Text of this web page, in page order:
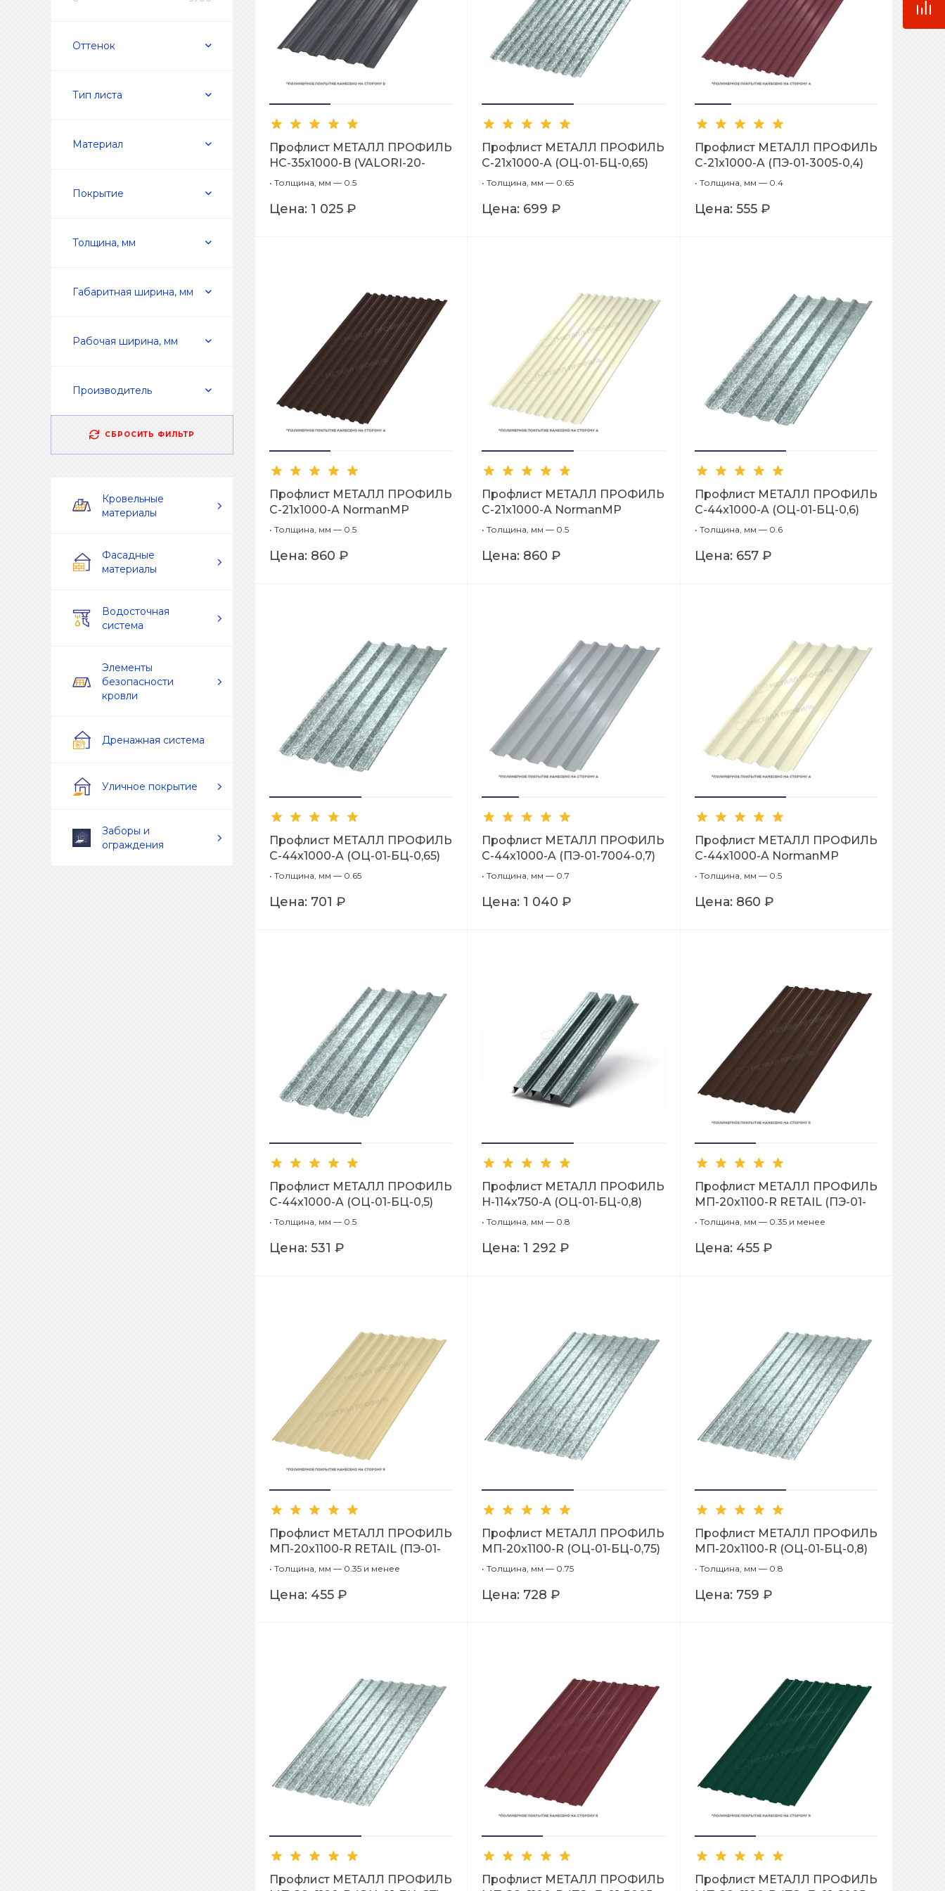
Оттенок
Тип листа
Материал
Покрытие
Толщина, мм
Габаритная ширина, мм
Рабочая ширина, мм
Производитель
СБРОСИТЬ ФИЛЬТР
Кровельные
материалы
Фасадные
материалы
Водосточная
система
Элементы
безопасности
кровли
Дренажная система
Уличное покрытие
Заборы и
ограждения
Профлист МЕТАЛЛ ПРОФИЛЬ
НС-35х1000-B (VALORI-20-
Grey-0,5)
• Толщина, мм — 0.5
Цена: 1 025 ₽
Профлист МЕТАЛЛ ПРОФИЛЬ
С-21x1000-A (ОЦ-01-БЦ-0,65)
•Толщина, мм — 0.65
Цена: 699 ₽
Профлист МЕТАЛЛ ПРОФИЛЬ
С-21x1000-A (ПЭ-01-3005-0,4)
• Толщина, мм — 0.4
Цена: 555 ₽
Профлист МЕТАЛЛ ПРОФИЛЬ
С-21x1000-A NormanMP
(ПЭ-01-RR32-0,5)
• Толщина, мм — 0.5
Цена: 860 ₽
Профлист МЕТАЛЛ ПРОФИЛЬ
С-21x1000-A NormanMP
(ПЭ-01-1014-0,5)
•Толщина, мм — 0.5
Цена: 860 ₽
Профлист МЕТАЛЛ ПРОФИЛЬ
С-44x1000-A (ОЦ-01-БЦ-0,6)
• Толщина, мм — 0.6
Цена: 657 ₽
Профлист МЕТАЛЛ ПРОФИЛЬ
С-44x1000-A (ОЦ-01-БЦ-0,65)
• Толщина, мм — 0.65
Цена: 701 ₽
Профлист МЕТАЛЛ ПРОФИЛЬ
С-44x1000-A (ПЭ-01-7004-0,7)
•Толщина, мм — 0.7
Цена: 1 040 ₽
Профлист МЕТАЛЛ ПРОФИЛЬ
С-44x1000-A NormanMP
(ПЭ-01-1014-0,5)
• Толщина, мм — 0.5
Цена: 860 ₽
Профлист МЕТАЛЛ ПРОФИЛЬ
С-44x1000-A (ОЦ-01-БЦ-0,5)
• Толщина, мм — 0.5
Цена: 531 ₽
Профлист МЕТАЛЛ ПРОФИЛЬ
Н-114x750-A (ОЦ-01-БЦ-0,8)
•Толщина, мм — 0.8
Цена: 1 292 ₽
Профлист МЕТАЛЛ ПРОФИЛЬ
МП-20x1100-R RETAIL (ПЭ-01-
8017-СТ)
• Толщина, мм — 0.35 и менее
Цена: 455 ₽
Профлист МЕТАЛЛ ПРОФИЛЬ
МП-20x1100-R RETAIL (ПЭ-01-
1014-СТ)
• Толщина, мм — 0.35 и менее
Цена: 455 ₽
Профлист МЕТАЛЛ ПРОФИЛЬ
МП-20x1100-R (ОЦ-01-БЦ-0,75)
•Толщина, мм — 0.75
Цена: 728 ₽
Профлист МЕТАЛЛ ПРОФИЛЬ
МП-20x1100-R (ОЦ-01-БЦ-0,8)
• Толщина, мм — 0.8
Цена: 759 ₽
Профлист МЕТАЛЛ ПРОФИЛЬ
Профлист МЕТАЛЛ ПРОФИЛЬ
Профлист МЕТАЛЛ ПРОФИЛЬ